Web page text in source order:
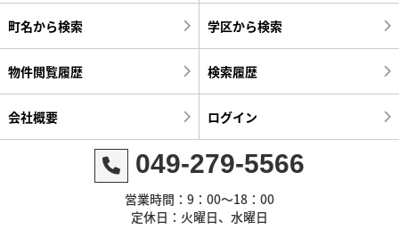
町名から検索 学区から検索
物件閲覧履歴 検索履歴
会社概要 ログイン
049-279-5566
営業時間：9：00～18：00
定休日：火曜日、水曜日